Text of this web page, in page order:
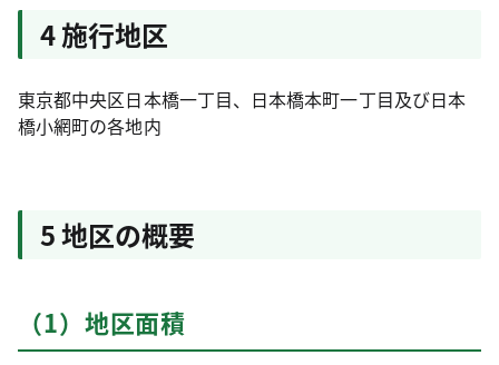
4 施行地区
東京都中央区日本橋一丁目、日本橋本町一丁目及び日本
橋小網町の各地内
5 地区の概要
（1）地区面積